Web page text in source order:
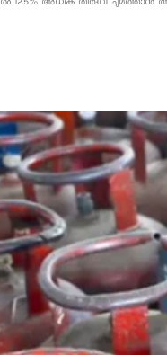
12.5% അധിക തീരുവ ചുമത്താൻ